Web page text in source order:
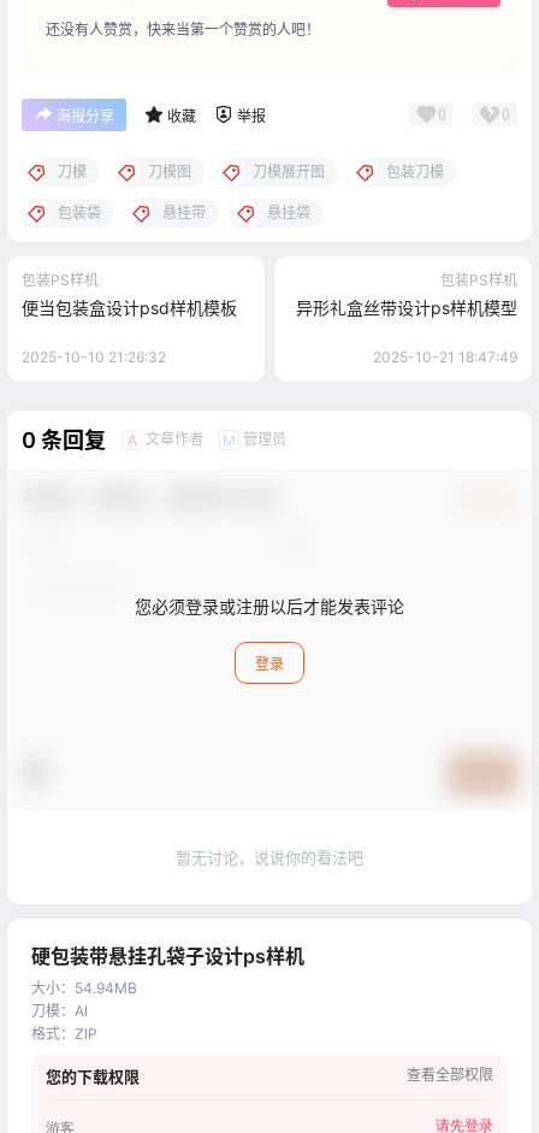
还没有人赞赏，快来当第一个赞赏的人吧！
海报分享 收藏 举报 0 0
刀模 刀模图 刀模展开图 包装刀模
包装袋 悬挂带 悬挂袋
包装PS样机
便当包装盒设计psd样机模板
2025-10-10 21:26:32
包装PS样机
异形礼盒丝带设计ps样机模型
2025-10-21 18:47:49
0 条回复 A 文章作者 M 管理员
您必须登录或注册以后才能发表评论
登录
暂无讨论，说说你的看法吧
硬包装带悬挂孔袋子设计ps样机
大小： 54.94MB
刀模： AI
格式： ZIP
您的下载权限 查看全部权限
游客 请先登录